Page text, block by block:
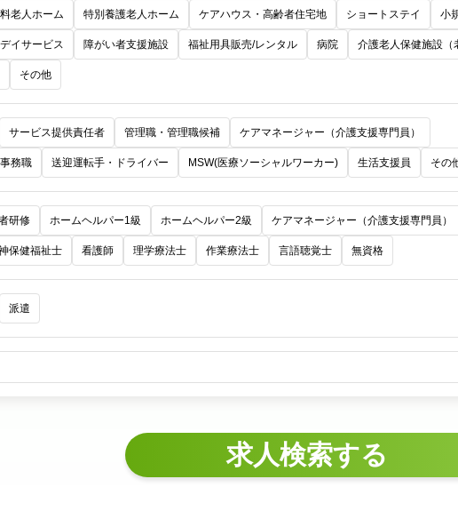
老人ホーム 特別養護老人ホーム ケアハウス・高齢者住宅地 ショートステイ 小
イサービス 障がい者支援施設 福祉用具販売/レンタル 病院 介護老人保健施設（
その他
サービス提供責任者 管理職・管理職候補 ケアマネージャー（介護支援専門員）
務職 送迎運転手・ドライバー MSW(医療ソーシャルワーカー) 生活支援員 その
研修 ホームヘルパー1級 ホームヘルパー2級 ケアマネージャー（介護支援専門員）
保健福祉士 看護師 理学療法士 作業療法士 言語聴覚士 無資格
派遣
求人検索する